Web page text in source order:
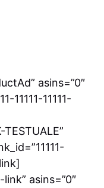
asins=”0″
11111-11111-
asins=”0″